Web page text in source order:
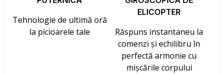
Tehnologie de ultimă oră
la picioarele tale
ELICOPTER
Răspuns instantaneu la
comenzi și echilibru în
perfectă armonie cu
mișcările corpului